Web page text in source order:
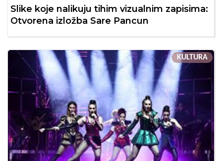
Slike koje nalikuju tihim vizualnim zapisima:
Otvorena izložba Sare Pancun
KULTURA